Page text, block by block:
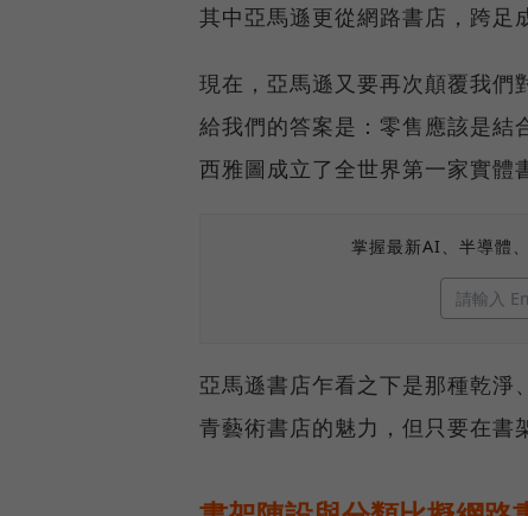
其中亞馬遜更從網路書店，跨足
現在，亞馬遜又要再次顛覆我們
給我們的答案是：零售應該是結
西雅圖成立了全世界第一家實體
掌握最新AI、半導體
亞馬遜書店乍看之下是那種乾淨
青藝術書店的魅力，但只要在書